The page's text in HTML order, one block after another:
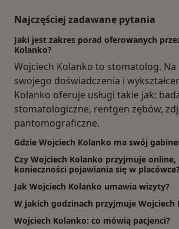
Najczęściej zadawane pytania
Jaki jest zakres porad oferowanych
Kolanko?
Wojciech Kolanko to stomatolog.
swojego doświadczenia i
Kolanko oferuje usługi takie jak:
stomatologiczne, rentgen zębów,
pantomograficzne.
Gdzie Wojciech Kolanko ma swój
Czy Wojciech Kolanko przyjmuje online,
konieczności pojawiania się w
Jak Wojciech Kolanko umawia wizyty?
W jakich godzinach przyjmuje Wojciech
Wojciech Kolanko: co mówią pacjenci?